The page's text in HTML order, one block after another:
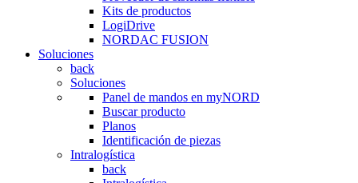
Kits de productos
LogiDrive
NORDAC FUSION
Soluciones
back
Soluciones
Panel de mandos en myNORD
Buscar producto
Planos
Identificación de piezas
Intralogística
back